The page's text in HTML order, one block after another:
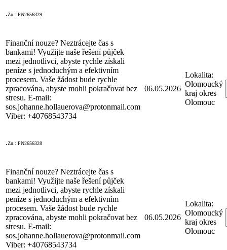
.Zn.: PN2656329
Finanční nouze? Neztrácejte čas s
bankami! Využijte naše řešení půjček
mezi jednotlivci, abyste rychle získali
peníze s jednoduchým a efektivním
procesem. Vaše žádost bude rychle
zpracována, abyste mohli pokračovat bez
stresu. E-mail:
sos.johanne.hollauerova@protonmail.com
Viber: +40768543734
.Zn.: PN2656328
06.05.2026
Lokalita:
Olomoucký
kraj okres
Olomouc
Finanční nouze? Neztrácejte čas s
bankami! Využijte naše řešení půjček
mezi jednotlivci, abyste rychle získali
peníze s jednoduchým a efektivním
procesem. Vaše žádost bude rychle
zpracována, abyste mohli pokračovat bez
stresu. E-mail:
sos.johanne.hollauerova@protonmail.com
Viber: +40768543734
06.05.2026
Lokalita:
Olomoucký
kraj okres
Olomouc